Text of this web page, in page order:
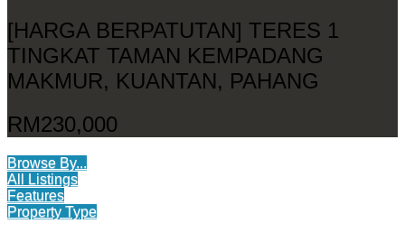
[HARGA BERPATUTAN] TERES 1
TINGKAT TAMAN KEMPADANG
MAKMUR, KUANTAN, PAHANG
RM230,000
Browse By...
All Listings
Features
Property Type